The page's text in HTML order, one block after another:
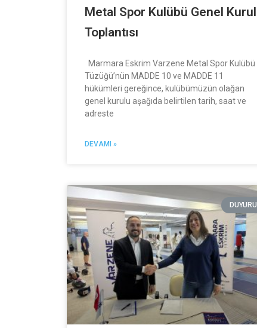
Metal Spor Kulübü Genel Kurul
Toplantısı
Marmara Eskrim Varzene Metal Spor Kulübü
Tüzüğü’nün MADDE 10 ve MADDE 11
hükümleri gereğince, kulübümüzün olağan
genel kurulu aşağıda belirtilen tarih, saat ve
adreste
DEVAMI »
DUYURU